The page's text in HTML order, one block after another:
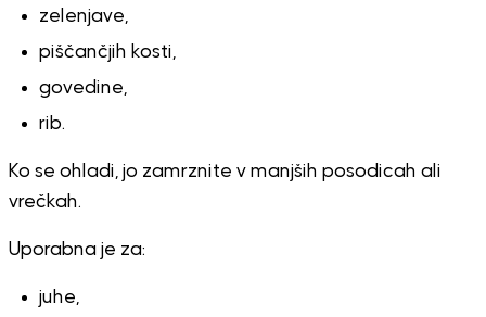
zelenjave,
piščančjih kosti,
govedine,
rib.
Ko se ohladi, jo zamrznite v manjših posodicah ali
vrečkah.
Uporabna je za:
juhe,